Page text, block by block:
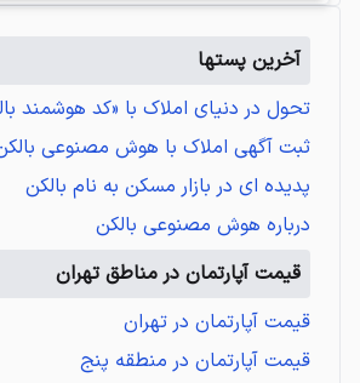
آخرین پستها
تحول در دنیای املاک با «کد هوشمند
ثبت آگهی املاک با هوش مصنوعی
پدیده ای در بازار مسکن به نام بالکن
درباره هوش مصنوعی بالکن
قیمت آپارتمان در مناطق تهران
قیمت آپارتمان در تهران
قیمت آپارتمان در منطقه پنج